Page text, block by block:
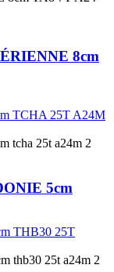
8cm
5cm